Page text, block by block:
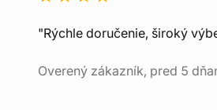
"Rýchle doručenie, široký
Overený zákazník, pred 5